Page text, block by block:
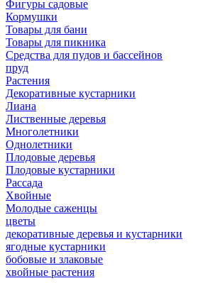
Фигуры садовые
Кормушки
Товары для бани
Товары для пикника
Средства для пудов и бассейнов
пруд
Растения
Декоративные кустарники
Лиана
Лиственные деревья
Многолетники
Однолетники
Плодовые деревья
Плодовые кустарники
Рассада
Хвойные
Молодые саженцы
цветы
декоративные деревья и кустарники
ягодные кустарники
бобовые и злаковые
хвойные растения